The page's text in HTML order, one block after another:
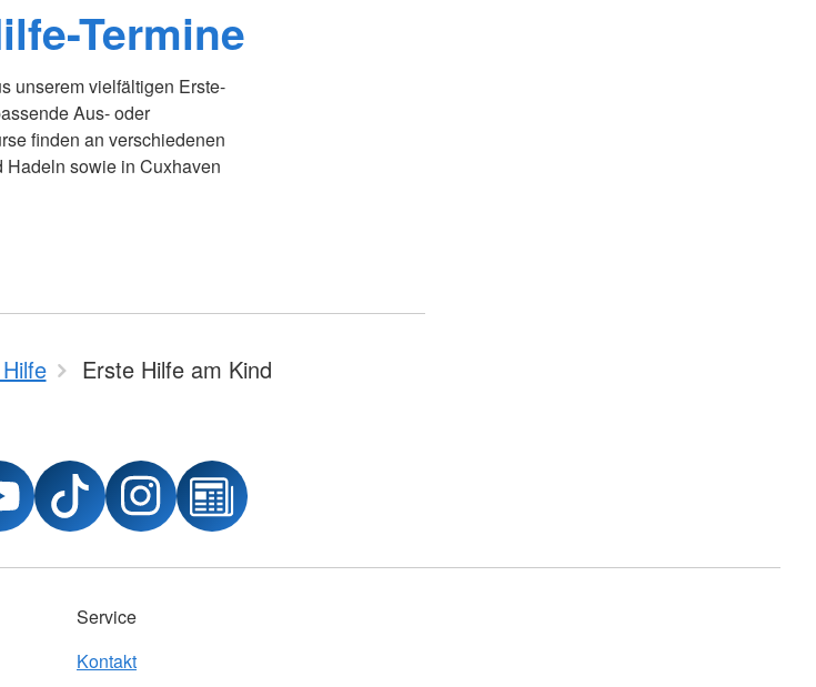
Termine
unserem vielfältigen Erste-
Aus- oder
finden an verschiedenen
Hadeln sowie in Cuxhaven
Erste Hilfe am Kind
Service
Kontakt